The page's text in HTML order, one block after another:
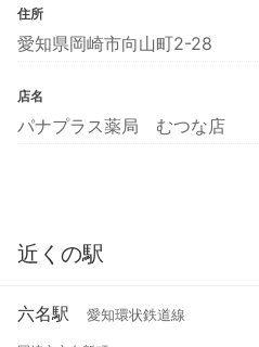
住所
愛知県岡崎市向山町2-28
店名
パナプラス薬局 むつな店
近くの駅
六名駅 愛知環状鉄道線